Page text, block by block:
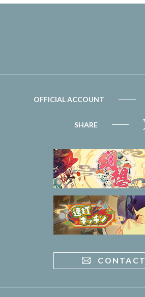
OFFICIAL ACCOUNT
SHARE
CONTACT